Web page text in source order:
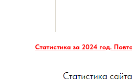
Статистика за 2024 год.